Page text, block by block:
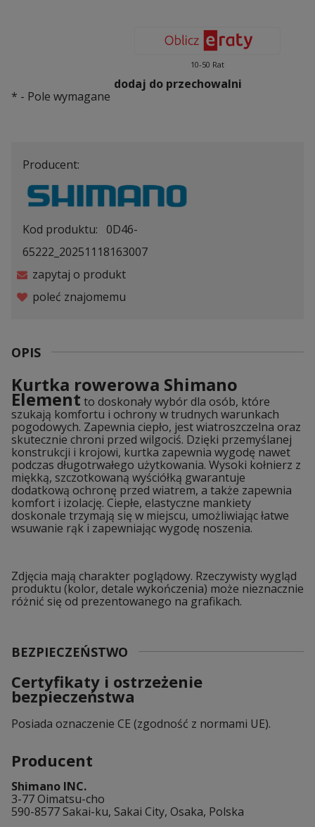
10-50 Rat
dodaj do przechowalni
* - Pole wymagane
Producent:
Kod produktu: 0D46-
65222_20251118163007
zapytaj o produkt
poleć znajomemu
OPIS
Kurtka rowerowa Shimano
Element to doskonały wybór dla osób, które
szukają komfortu i ochrony w trudnych warunkach
pogodowych. Zapewnia ciepło, jest wiatroszczelna oraz
skutecznie chroni przed wilgociś. Dzięki przemyślanej
konstrukcji i krojowi, kurtka zapewnia wygodę nawet
podczas długotrwałego użytkowania. Wysoki kołnierz z
miękką, szczotkowaną wyściółką gwarantuje
dodatkową ochronę przed wiatrem, a także zapewnia
komfort i izolację. Ciepłe, elastyczne mankiety
doskonale trzymają się w miejscu, umożliwiając łatwe
wsuwanie rąk i zapewniając wygodę noszenia.
Zdjęcia mają charakter poglądowy. Rzeczywisty wygląd
produktu (kolor, detale wykończenia) może nieznacznie
różnić się od prezentowanego na grafikach.
BEZPIECZEŃSTWO
Certyfikaty i ostrzeżenie
bezpieczeństwa
Posiada oznaczenie CE (zgodność z normami UE).
Producent
Shimano INC.
3-77 Oimatsu-cho
590-8577 Sakai-ku, Sakai City, Osaka, Polska